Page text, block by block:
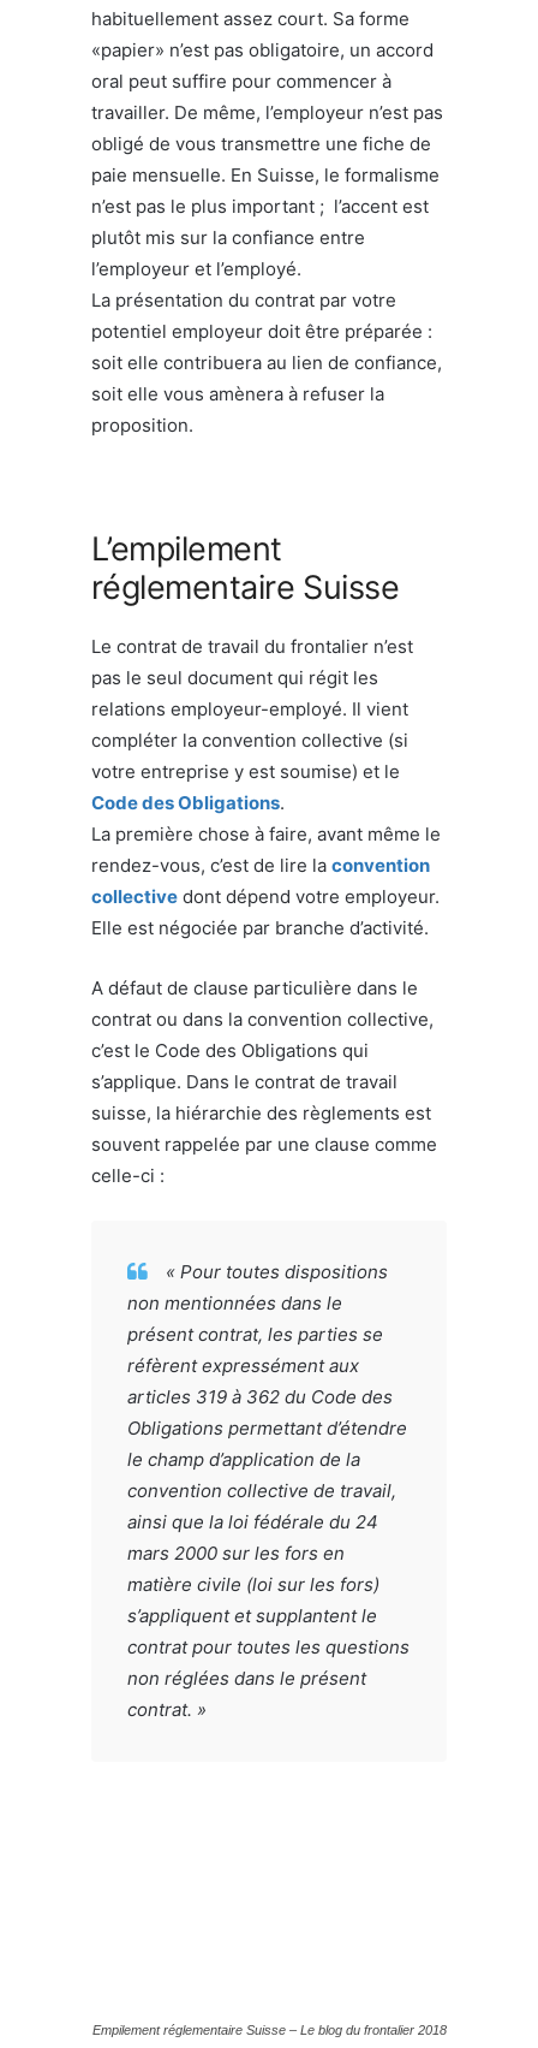
habituellement assez court. Sa forme
«papier» n’est pas obligatoire, un accord
oral peut suffire pour commencer à
travailler. De même, l’employeur n’est pas
obligé de vous transmettre une fiche de
paie mensuelle. En Suisse, le formalisme
n’est pas le plus important ; l’accent est
plutôt mis sur la confiance entre
l’employeur et l’employé.
La présentation du contrat par votre
potentiel employeur doit être préparée :
soit elle contribuera au lien de confiance,
soit elle vous amènera à refuser la
proposition.
L’empilement
réglementaire Suisse
Le contrat de travail du frontalier n’est
pas le seul document qui régit les
relations employeur-employé. Il vient
compléter la convention collective (si
votre entreprise y est soumise) et le
Code des Obligations.
La première chose à faire, avant même le
rendez-vous, c’est de lire la convention
collective dont dépend votre employeur.
Elle est négociée par branche d’activité.
A défaut de clause particulière dans le
contrat ou dans la convention collective,
c’est le Code des Obligations qui
s’applique. Dans le contrat de travail
suisse, la hiérarchie des règlements est
souvent rappelée par une clause comme
celle-ci :
« Pour toutes dispositions
non mentionnées dans le
présent contrat, les parties se
réfèrent expressément aux
articles 319 à 362 du Code des
Obligations permettant d’étendre
le champ d’application de la
convention collective de travail,
ainsi que la loi fédérale du 24
mars 2000 sur les fors en
matière civile (loi sur les fors)
s’appliquent et supplantent le
contrat pour toutes les questions
non réglées dans le présent
contrat. »
Empilement réglementaire Suisse – Le blog du frontalier 2018